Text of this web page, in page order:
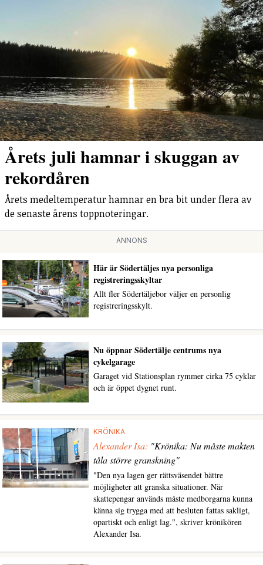
Årets juli hamnar i skuggan av
rekordåren
Årets medeltemperatur hamnar en bra bit under flera av
de senaste årens toppnoteringar.
ANNONS
Här är Södertäljes nya personliga
registreringsskyltar
Allt fler Södertäljebor väljer en personlig
registreringsskylt.
Nu öppnar Södertälje centrums nya
cykelgarage
Garaget vid Stationsplan rymmer cirka 75 cyklar
och är öppet dygnet runt.
KRÖNIKA
Alexander Isa: "Krönika: Nu måste makten
tåla större granskning"
"Den nya lagen ger rättsväsendet bättre
möjligheter att granska situationer. När
skattepengar används måste medborgarna kunna
känna sig trygga med att besluten fattas sakligt,
opartiskt och enligt lag.", skriver krönikören
Alexander Isa.